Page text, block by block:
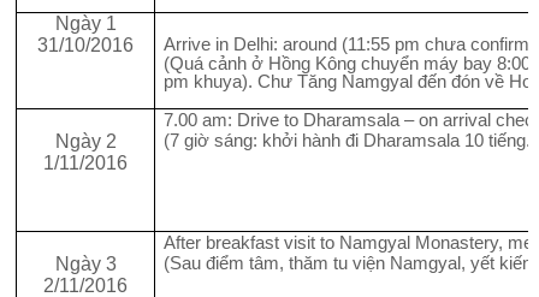
Ngày 1
31/10/2016
Arrive in Delhi: around (11:55 pm chưa
(Quá cảnh ở Hồng Kông chuyển máy bay 8:00
pm khuya). Chư Tăng Namgyal đến đón về
Ngày 2
1/11/2016
7.00 am: Drive to Dharamsala – on arrival
(7 giờ sáng: khởi hành đi Dharamsala 10
Ngày 3
2/11/2016
After breakfast visit to Namgyal Monastery,
(Sau điểm tâm, thăm tu viện Namgyal, yết